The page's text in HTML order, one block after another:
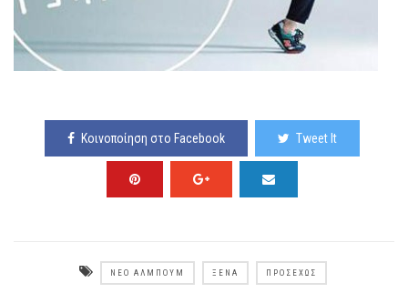
Κοινοποίηση στο Facebook Tweet It
ΝΈΟ ΆΛΜΠΟΥΜ ΞΈΝΑ ΠΡΟΣΕΧΏΣ